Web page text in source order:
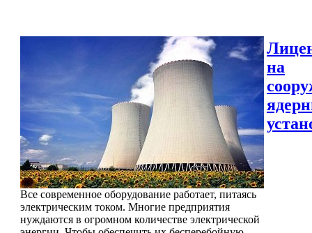
Все современное оборудование работает, питаясь
электрическим током. Многие предприятия
нуждаются в огромном количестве электрической
на